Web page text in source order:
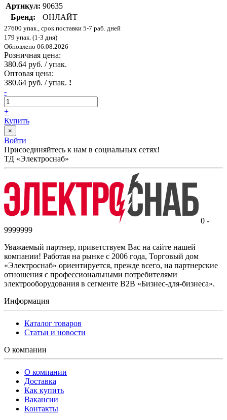
Артикул: 90635
Бренд:
ОНЛАЙТ
27600 упак., срок поставки 5-7 раб. дней
179 упак. (1-3 дня)
Обновлено 06.08.2026
Розничная цена:
380.64 руб. / упак.
Оптовая цена:
380.64 руб. / упак. !
-
+
Купить
×
Войти
Присоединяйтесь к нам в социальных сетях!
ТД «Электроснаб»
0 -
9999999
Уважаемый партнер, приветствуем Вас на сайте нашей
компании! Работая на рынке с 2006 года, Торговый дом
«Электроснаб» ориентируется, прежде всего, на партнерские
отношения с профессиональными потребителями
электрооборудования в сегменте B2B «Бизнес-для-бизнеса».
Информация
Каталог товаров
Статьи и новости
О компании
О компании
Доставка
Как купить
Вакансии
Контакты